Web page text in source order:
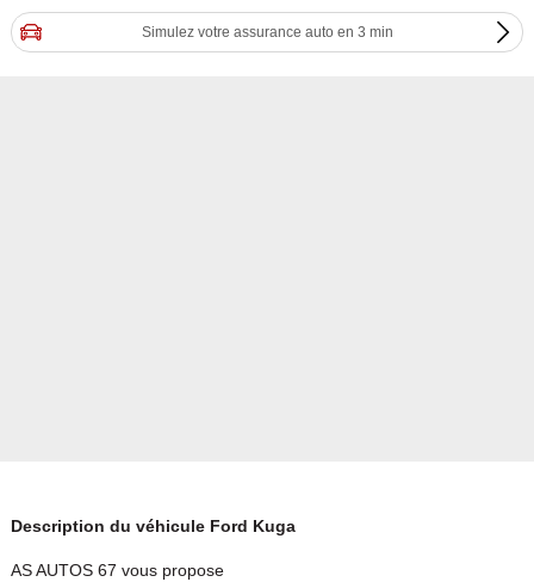
Simulez votre assurance auto en 3 min
Description du véhicule Ford Kuga
AS AUTOS 67 vous propose